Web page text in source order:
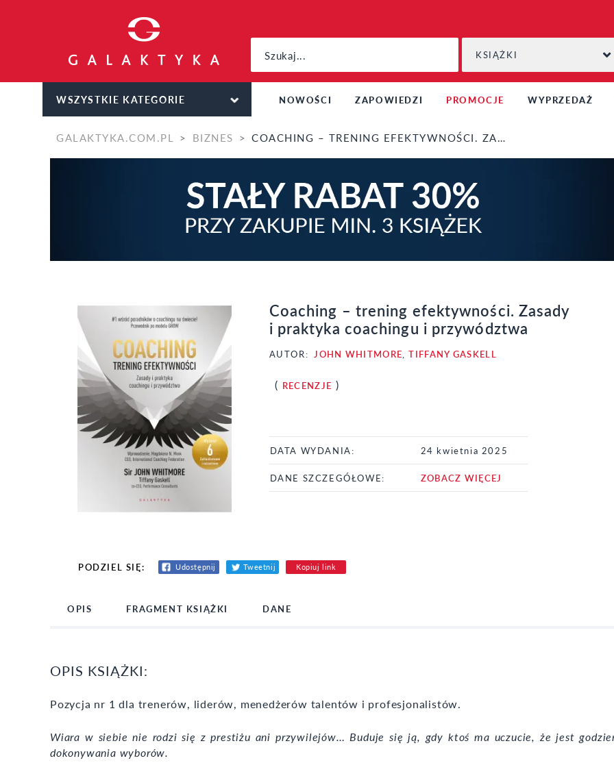
KSIĄŻKI
WSZYSTKIE KATEGORIE NOWOŚCI ZAPOWIEDZI PROMOCJE WYPRZEDAŻ
GALAKTYKA.COM.PL BIZNES COACHING – TRENING EFEKTYWNOŚCI. ZASADY I PRAKTYKA COACHINGU I PRZYWÓDZTWA
Coaching – trening efektywności. Zasady
i praktyka coachingu i przywództwa
AUTOR: JOHN WHITMORE ,TIFFANY GASKELL
( RECENZJE )
DATA WYDANIA: 24 kwietnia 2025
DANE SZCZEGÓŁOWE: ZOBACZ WIĘCEJ
PODZIEL SIĘ: Udostępnij Tweetnij Kopiuj link
OPIS FRAGMENT KSIĄŻKI DANE
OPIS KSIĄŻKI:
Pozycja nr 1 dla trenerów, liderów, menedżerów talentów i profesjonalistów.
Wiara w siebie nie rodzi się z prestiżu ani przywilejów… Buduje się ją, gdy ktoś ma uczucie, że jest
dokonywania wyborów.